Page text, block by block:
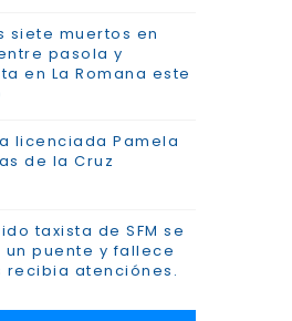
siete muertos en
pasola y
en La Romana este
licenciada Pamela
de la Cruz
taxista de SFM se
un puente y fallece
recibia atenciónes.